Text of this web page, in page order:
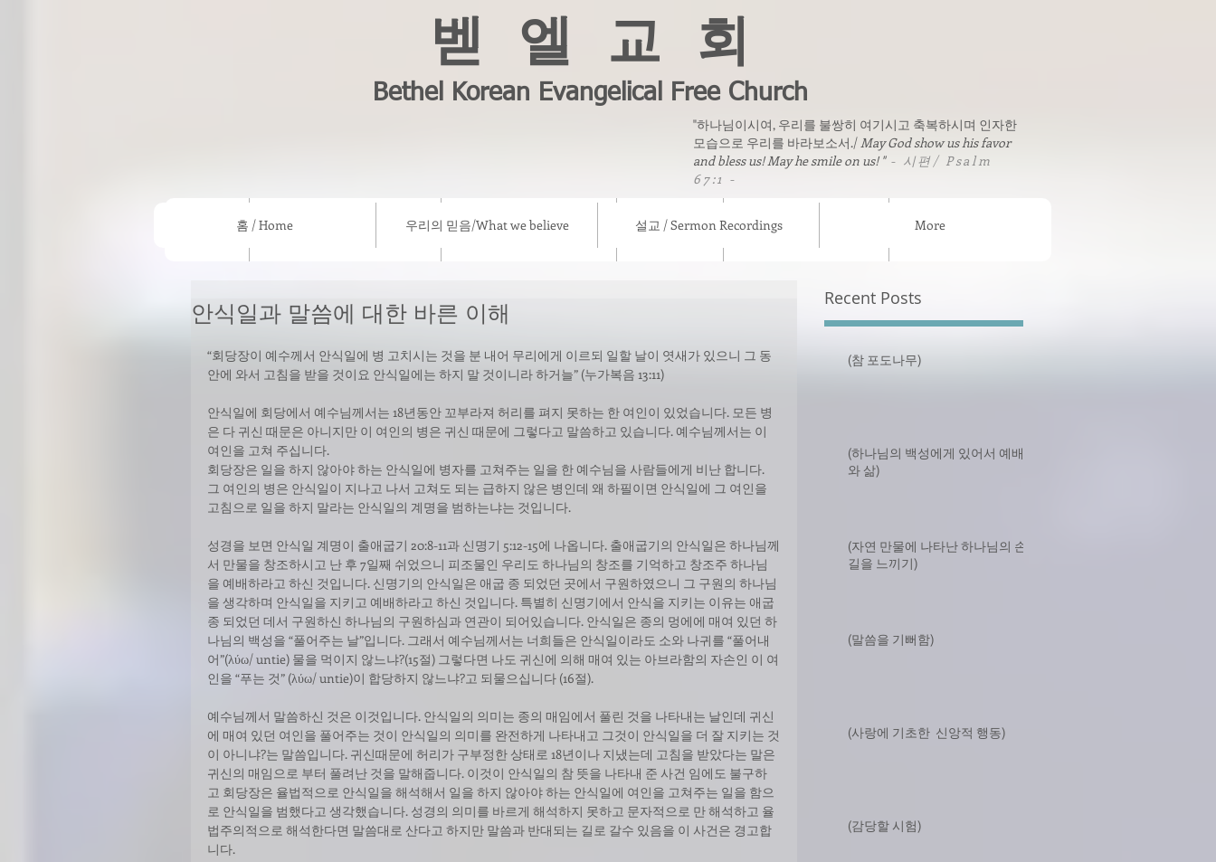
벧 엘 교 회
Bethel Korean Evangelical Free Church
"하나님이시여, 우리를 불쌍히 여기시고 축복하시며 인자한
모습으로 우리를 바라보소서./May God show us his favor
and bless us! May he smile on us! " - 시편/ Psalm
67:1 -
우리의 믿음/What we believe 설교 / Sermon Recordings 칼럼/ Column 선교소식/ Mission News 연락처 / Contact
홈 / Home 우리의 믿음/What we believe 설교 / Sermon Recordings More
안식일과 말씀에 대한 바른 이해
“회당장이 예수께서 안식일에 병 고치시는 것을 분 내어 무리에게 이르되 일할 날이 엿새가 있으니 그 동
안에 와서 고침을 받을 것이요 안식일에는 하지 말 것이니라 하거늘” (누가복음 13:11)
안식일에 회당에서 예수님께서는 18년동안 꼬부라져 허리를 펴지 못하는 한 여인이 있었습니다. 모든 병
은 다 귀신 때문은 아니지만 이 여인의 병은 귀신 때문에 그렇다고 말씀하고 있습니다. 예수님께서는 이
여인을 고쳐 주십니다.
회당장은 일을 하지 않아야 하는 안식일에 병자를 고쳐주는 일을 한 예수님을 사람들에게 비난 합니다.
그 여인의 병은 안식일이 지나고 나서 고쳐도 되는 급하지 않은 병인데 왜 하필이면 안식일에 그 여인을
고침으로 일을 하지 말라는 안식일의 계명을 범하는냐는 것입니다.
성경을 보면 안식일 계명이 출애굽기 20:8-11과 신명기 5:12-15에 나옵니다. 출애굽기의 안식일은 하나님께
서 만물을 창조하시고 난 후 7일째 쉬었으니 피조물인 우리도 하나님의 창조를 기억하고 창조주 하나님
을 예배하라고 하신 것입니다. 신명기의 안식일은 애굽 종 되었던 곳에서 구원하였으니 그 구원의 하나님
을 생각하며 안식일을 지키고 예배하라고 하신 것입니다. 특별히 신명기에서 안식을 지키는 이유는 애굽
종 되었던 데서 구원하신 하나님의 구원하심과 연관이 되어있습니다. 안식일은 종의 멍에에 매여 있던 하
나님의 백성을 “풀어주는 날”입니다. 그래서 예수님께서는 너희들은 안식일이라도 소와 나귀를 “풀어내
어”(λύω/ untie) 물을 먹이지 않느냐?(15절) 그렇다면 나도 귀신에 의해 매여 있는 아브라함의 자손인 이 여
인을 “푸는 것” (λύω/ untie)이 합당하지 않느냐?고 되물으십니다 (16절).
예수님께서 말씀하신 것은 이것입니다. 안식일의 의미는 종의 매임에서 풀린 것을 나타내는 날인데 귀신
에 매여 있던 여인을 풀어주는 것이 안식일의 의미를 완전하게 나타내고 그것이 안식일을 더 잘 지키는 것
이 아니냐?는 말씀입니다. 귀신때문에 허리가 구부정한 상태로 18년이나 지냈는데 고침을 받았다는 말은
귀신의 매임으로 부터 풀려난 것을 말해줍니다. 이것이 안식일의 참 뜻을 나타내 준 사건 임에도 불구하
고 회당장은 율법적으로 안식일을 해석해서 일을 하지 않아야 하는 안식일에 여인을 고쳐주는 일을 함으
로 안식일을 범했다고 생각했습니다. 성경의 의미를 바르게 해석하지 못하고 문자적으로 만 해석하고 율
법주의적으로 해석한다면 말씀대로 산다고 하지만 말씀과 반대되는 길로 갈수 있음을 이 사건은 경고합
니다.
Recent Posts
(참 포도나무)
(하나님의 백성에게 있어서 예배
와 삶)
(자연 만물에 나타난 하나님의 손
길을 느끼기)
(말씀을 기뻐함)
(사랑에 기초한 신앙적 행동)
(감당할 시험)